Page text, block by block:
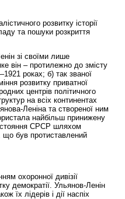
розвитку історії
та пошуки розкриття
зі своїми лише
він – протилежно до змісту
роках; б) так званої
розвитку приватної
центрів політичного
на всіх континентах
Леніна та створеної ним
найбільш принижену
СРСР шляхом
що був протиставлений
охоронної дивізії
демократії. Ульянов-Ленін
їх лідерів і дії наспіх